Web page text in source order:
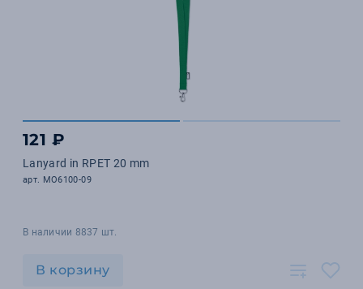
121 ₽
Lanyard in RPET 20 mm
арт. MO6100-09
В наличии 8837 шт.
В корзину